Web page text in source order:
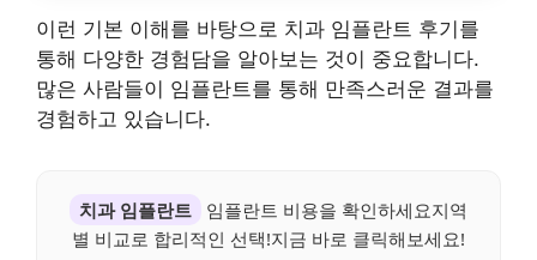
이런 기본 이해를 바탕으로 치과 임플란트 후기를
통해 다양한 경험담을 알아보는 것이 중요합니다.
많은 사람들이 임플란트를 통해 만족스러운 결과를
경험하고 있습니다.
치과 임플란트
임플란트 비용을 확인하세요지역
별 비교로 합리적인 선택!지금 바로 클릭해보세요!